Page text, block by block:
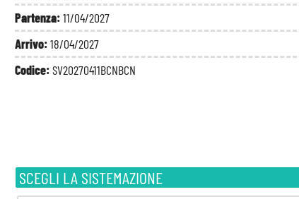
Partenza:11/04/2027
Arrivo:18/04/2027
Codice:SV20270411BCNBCN
SCEGLI LA SISTEMAZIONE